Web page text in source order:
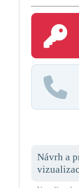
Návrh a